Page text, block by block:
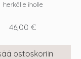
herkälle iholle
46,00 €
ostoskoriin